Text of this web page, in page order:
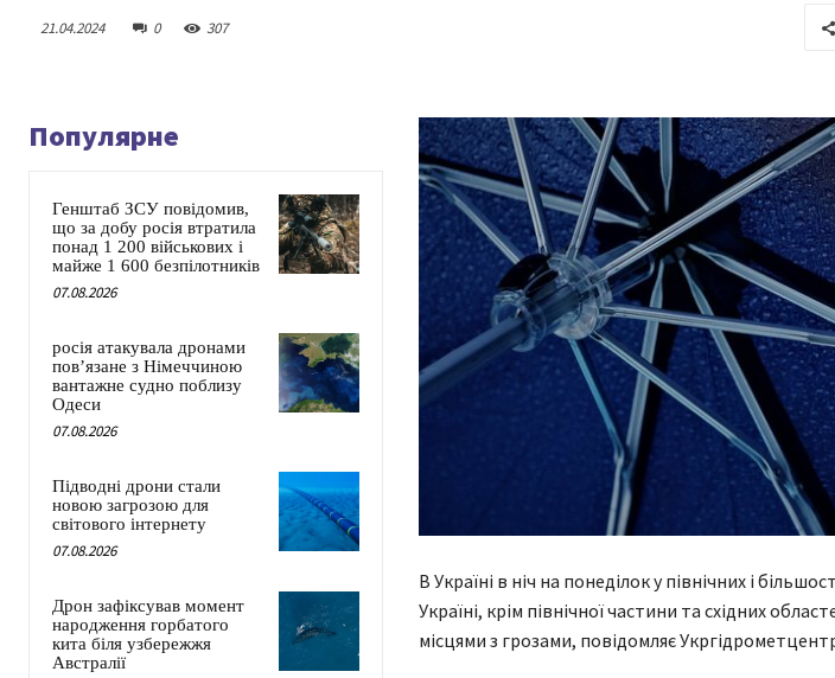
21.04.2024 0 307
Популярне
Генштаб ЗСУ повідомив,
що за добу росія втратила
понад 1 200 військових і
майже 1 600 безпілотників
07.08.2026
росія атакувала дронами
пов’язане з Німеччиною
вантажне судно поблизу
Одеси
07.08.2026
Підводні дрони стали
новою загрозою для
світового інтернету
07.08.2026
Дрон зафіксував момент
народження горбатого
кита біля узбережжя
Австралії
В Україні в ніч на понеділок у північних і
Україні, крім північної частини та східних
місцями з грозами, повідомляє